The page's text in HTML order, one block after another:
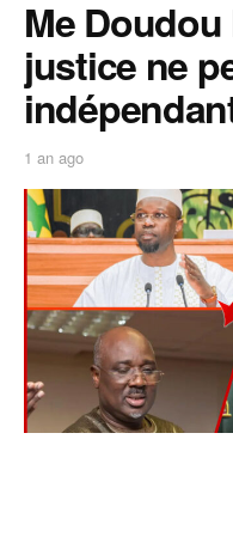
Me
justice ne
1 an ago